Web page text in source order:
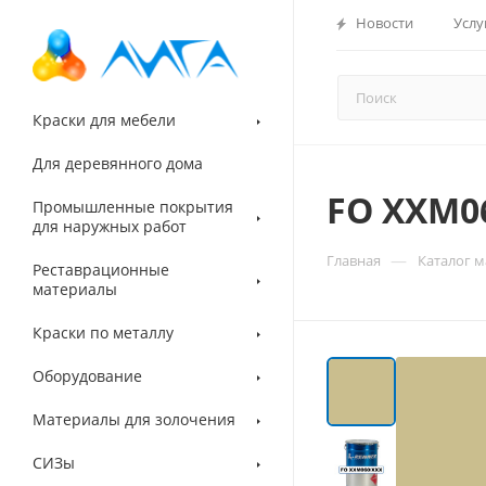
Новости
Краски для мебели
Для деревянного дома
Промышленные покрытия
для наружных работ
Реставрационные
материалы
Краски по металлу
Оборудование
Материалы для золочения
СИЗы
FO
Главная — Каталог